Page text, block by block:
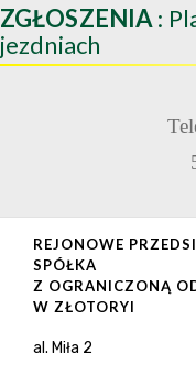
ZGŁOSZENIA :
jezdniach
REJONOWE
SPÓŁKA
Z OGRANICZONĄ
W ZŁOTORYI
al. Miła 2